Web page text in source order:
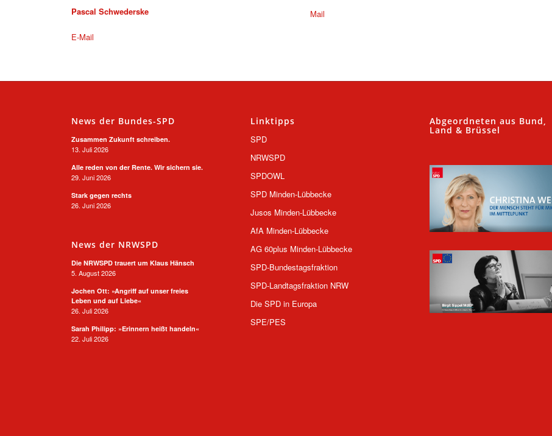
Pascal Schwederske
E-Mail
Mail
News der Bundes-SPD
Zusammen Zukunft schreiben.
13. Juli 2026
Alle reden von der Rente. Wir sichern sie.
29. Juni 2026
Stark gegen rechts
26. Juni 2026
News der NRWSPD
Die NRWSPD trauert um Klaus Hänsch
5. August 2026
Jochen Ott: »Angriff auf unser freies
Leben und auf Liebe«
26. Juli 2026
Sarah Philipp: »Erinnern heißt handeln«
22. Juli 2026
Linktipps
SPD
NRWSPD
SPDOWL
SPD Minden-Lübbecke
Jusos Minden-Lübbecke
AfA Minden-Lübbecke
AG 60plus Minden-Lübbecke
SPD-Bundestagsfraktion
SPD-Landtagsfraktion NRW
Die SPD in Europa
SPE/PES
Abgeordneten aus Bund,
Land & Brüssel